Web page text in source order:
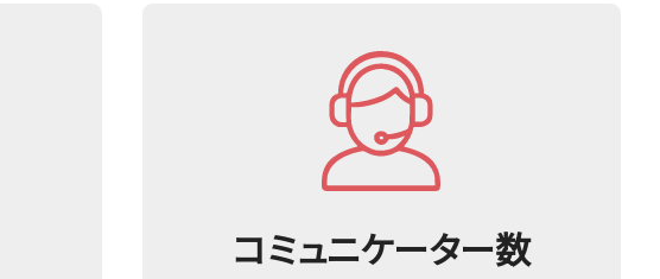
コミュニケーター数